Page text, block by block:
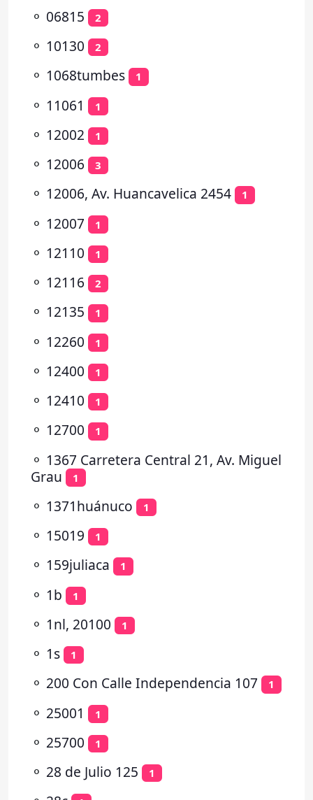
⚬ 06815 2
⚬ 10130 2
⚬ 1068tumbes 1
⚬ 11061 1
⚬ 12002 1
⚬ 12006 3
⚬ 12006, Av. Huancavelica 2454 1
⚬ 12007 1
⚬ 12110 1
⚬ 12116 2
⚬ 12135 1
⚬ 12260 1
⚬ 12400 1
⚬ 12410 1
⚬ 12700 1
⚬ 1367 Carretera Central 21, Av. Miguel
Grau
1
⚬ 1371huánuco 1
⚬ 15019 1
⚬ 159juliaca 1
⚬ 1b 1
⚬ 1nl, 20100 1
⚬ 1s 1
⚬ 200 Con Calle Independencia 107 1
⚬ 25001 1
⚬ 25700 1
⚬ 28 de Julio 125 1